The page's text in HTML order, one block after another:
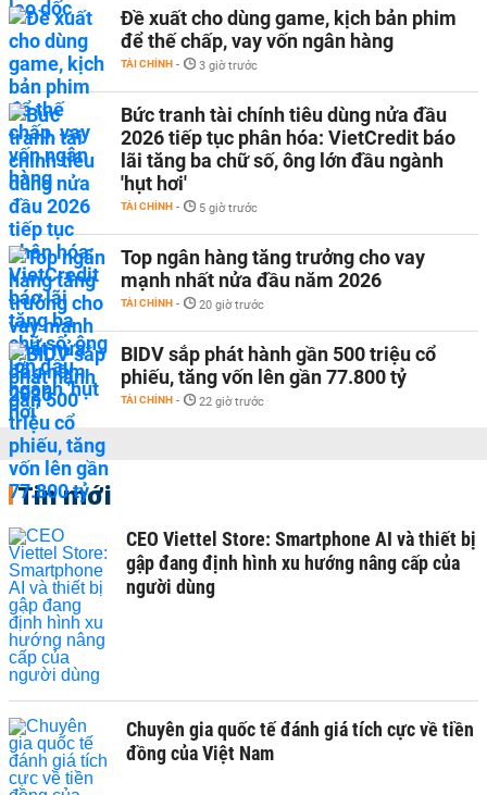
Đề xuất cho dùng game, kịch bản phim
để thế chấp, vay vốn ngân hàng
TÀI CHÍNH - 3 giờ trước
Bức tranh tài chính tiêu dùng nửa đầu
2026 tiếp tục phân hóa: VietCredit báo
lãi tăng ba chữ số, ông lớn đầu ngành
'hụt hơi'
TÀI CHÍNH - 5 giờ trước
Top ngân hàng tăng trưởng cho vay
mạnh nhất nửa đầu năm 2026
TÀI CHÍNH - 20 giờ trước
BIDV sắp phát hành gần 500 triệu cổ
phiếu, tăng vốn lên gần 77.800 tỷ
TÀI CHÍNH - 22 giờ trước
Tin mới
CEO Viettel Store: Smartphone AI và thiết bị
gập đang định hình xu hướng nâng cấp của
người dùng
Chuyên gia quốc tế đánh giá tích cực về tiền
đồng của Việt Nam